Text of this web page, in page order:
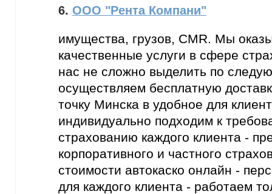
6. ООО "Рента Компани"
имущества, грузов, CMR. Мы
качественные услуги в сфере
нас не сложно выделить по
осуществляем бесплатную
точку Минска в удобное для
индивидуально подходим к
страхованию каждого клиента -
корпоративного и частного
стоимости автокаско онлайн -
для каждого клиента - работаем